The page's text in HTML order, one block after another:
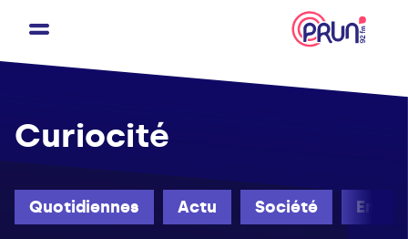
Quotidiennes Actu Société
Curiocité